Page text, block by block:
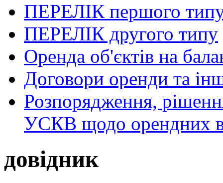
ПЕРЕЛІК першого
ПЕРЕЛІК другого типу
Оренда об'єктів на
Договори оренди та
Розпорядження,
УСКВ щодо орендних
довідник